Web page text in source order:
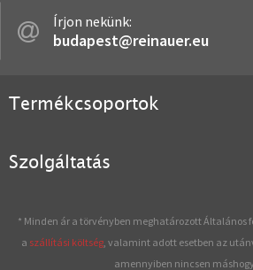
Írjon nekünk:
budapest@reinauer.eu
Termékcsoportok
Szolgáltatás
* Minden ár a törvényben meghatározott Általános
a szállítási költség, valamint adott esetben az
amennyiben nincsen